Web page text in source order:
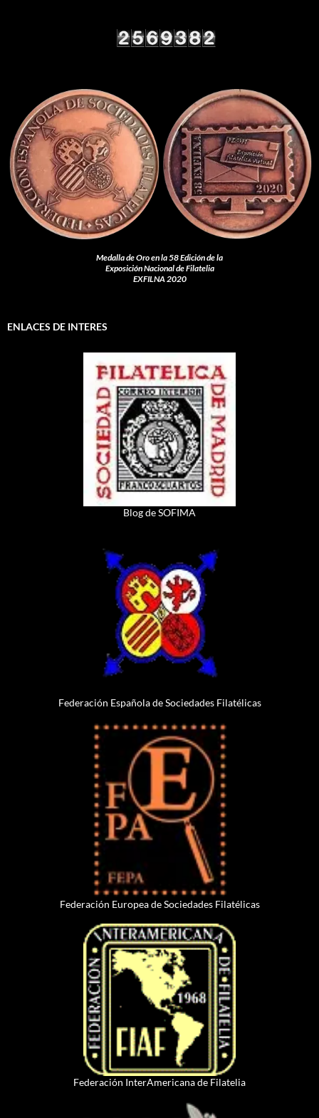
Medalla de Oro en la 58 Edición de la
Exposición Nacional de Filatelia
EXFILNA 2020
ENLACES DE INTERES
Blog de SOFIMA
Federación Española de Sociedades Filatélicas
Federación Europea de Sociedades Filatélicas
Federación InterAmericana de Filatelia